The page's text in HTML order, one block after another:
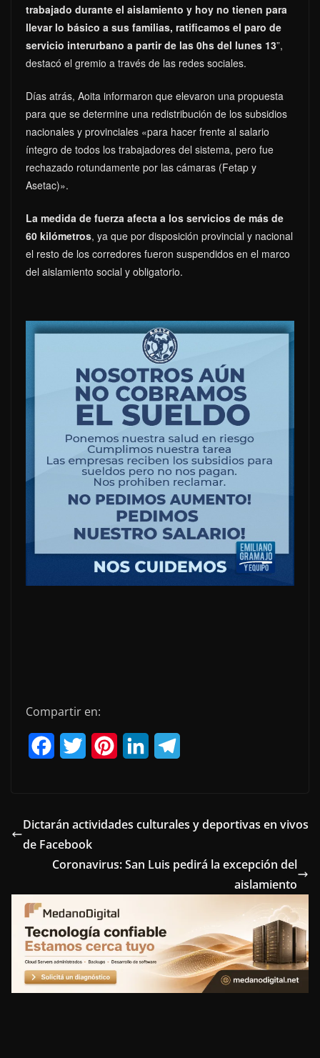
trabajado durante el aislamiento y hoy no tienen para
llevar lo básico a sus familias, ratificamos el paro de
servicio interurbano a partir de las 0hs del lunes 13”,
destacó el gremio a través de las redes sociales.
Días atrás, Aoita informaron que elevaron una propuesta
para que se determine una redistribución de los subsidios
nacionales y provinciales «para hacer frente al salario
íntegro de todos los trabajadores del sistema, pero fue
rechazado rotundamente por las cámaras (Fetap y
Asetac)».
La medida de fuerza afecta a los servicios de más de
60 kilómetros, ya que por disposición provincial y nacional
el resto de los corredores fueron suspendidos en el marco
del aislamiento social y obligatorio.
Compartir en:
e
b
o
o
k
t
t
e
r
t
r
e
s
t
k
d
I
n
e
r
a
Dictarán actividades culturales y deportivas en vivos
de Facebook
Coronavirus: San Luis pedirá la excepción del
aislamiento